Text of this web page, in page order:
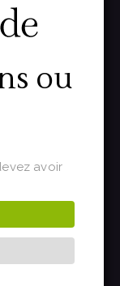
le
!
–
!
ou
avoir